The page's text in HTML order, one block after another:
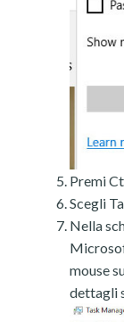
Premi
Scegli
Nella
mouse
dettagli